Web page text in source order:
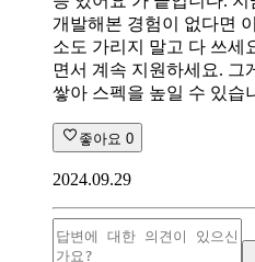
개발해본 경험이 없다면
소도 가리지 말고 다 쓰세
면서 계속 지원하세요. 그
쌓아 스펙을 높일 수 있습
좋아요 0
2024.09.29